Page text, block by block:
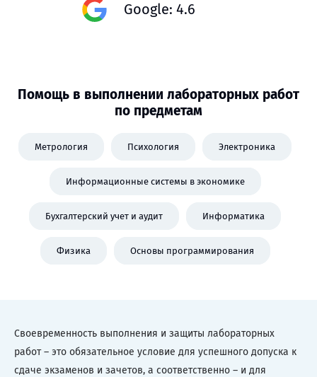
Google: 4.6
Помощь в выполнении лабораторных работ
по предметам
Метрология Психология Электроника
Информационные системы в экономике
Бухгалтерский учет и аудит Информатика
Физика Основы программирования
Своевременность выполнения и защиты лабораторных
работ – это обязательное условие для успешного допуска к
сдаче экзаменов и зачетов, а соответственно – и для